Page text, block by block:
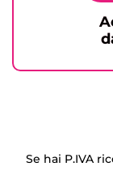
Se hai P.IVA